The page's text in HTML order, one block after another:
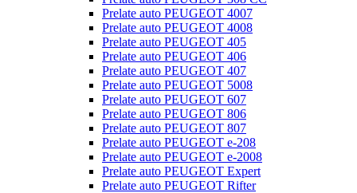
Prelate auto PEUGEOT 4007
Prelate auto PEUGEOT 4008
Prelate auto PEUGEOT 405
Prelate auto PEUGEOT 406
Prelate auto PEUGEOT 407
Prelate auto PEUGEOT 5008
Prelate auto PEUGEOT 607
Prelate auto PEUGEOT 806
Prelate auto PEUGEOT 807
Prelate auto PEUGEOT e-208
Prelate auto PEUGEOT e-2008
Prelate auto PEUGEOT Expert
Prelate auto PEUGEOT Rifter